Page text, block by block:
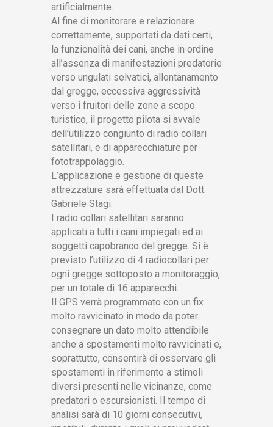
artificialmente.
Al fine di monitorare e relazionare
correttamente, supportati da dati certi,
la funzionalità dei cani, anche in ordine
all’assenza di manifestazioni predatorie
verso ungulati selvatici, allontanamento
dal gregge, eccessiva aggressività
verso i fruitori delle zone a scopo
turistico, il progetto pilota si avvale
dell’utilizzo congiunto di radio collari
satellitari, e di apparecchiature per
fototrappolaggio.
L’applicazione e gestione di queste
attrezzature sarà effettuata dal Dott.
Gabriele Stagi.
I radio collari satellitari saranno
applicati a tutti i cani impiegati ed ai
soggetti capobranco del gregge. Si è
previsto l’utilizzo di 4 radiocollari per
ogni gregge sottoposto a monitoraggio,
per un totale di 16 apparecchi.
Il GPS verrà programmato con un fix
molto ravvicinato in modo da poter
consegnare un dato molto attendibile
anche a spostamenti molto ravvicinati e,
soprattutto, consentirà di osservare gli
spostamenti in riferimento a stimoli
diversi presenti nelle vicinanze, come
predatori o escursionisti. Il tempo di
analisi sarà di 10 giorni consecutivi,